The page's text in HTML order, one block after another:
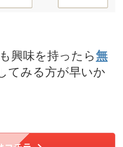
興味を持ったら無
てみる方が早いか